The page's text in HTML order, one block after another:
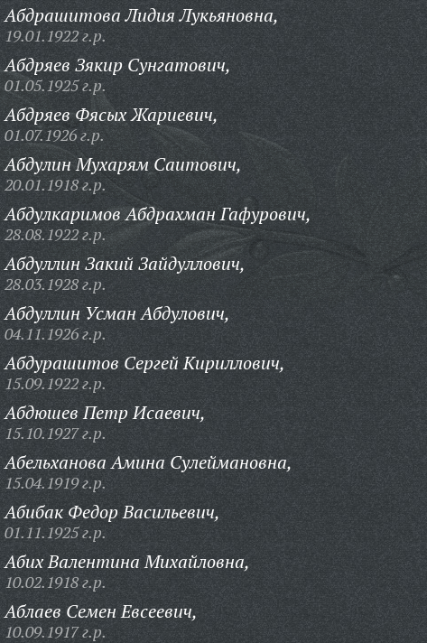
Абдрашитова Лидия Лукьяновна,
19.01.1922 г.р.
Абдряев Зякир Сунгатович,
01.05.1925 г.р.
Абдряев Фясых Жариевич,
01.07.1926 г.р.
Абдулин Мухарям Саитович,
20.01.1918 г.р.
Абдулкаримов Абдрахман Гафурович,
28.08.1922 г.р.
Абдуллин Закий Зайдуллович,
28.03.1928 г.р.
Абдуллин Усман Абдулович,
04.11.1926 г.р.
Абдурашитов Сергей Кириллович,
15.09.1922 г.р.
Абдюшев Петр Исаевич,
15.10.1927 г.р.
Абельханова Амина Сулеймановна,
15.04.1919 г.р.
Абибак Федор Васильевич,
01.11.1925 г.р.
Абих Валентина Михайловна,
10.02.1918 г.р.
Аблаев Семен Евсеевич,
10.09.1917 г.р.